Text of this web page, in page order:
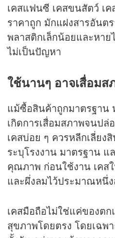
เคสแฟนซี เคสขนสัตว์ เ
ราคาถูก มักแฝงสารอันต
พลาสติกเล็กน้อยและหาย
ไม่เป็นปัญหา
ใช้นานๆ อาจเสื่อมส
แม้ซื้อสินค้าถูกมาตรฐาน
เกิดการเสื่อมสภาพจนปล่
เคสบ่อย ๆ ควรหลีกเลี่ยง
ระบุโรงงาน มาตรฐาน แ
คุณภาพ ก่อนใช้งาน เคส
และผึ่งลมไว้ประมาณหนึ่
เคสมือถือไม่ใช่แค่ของต
สุขภาพโดยตรง โดยเฉพ